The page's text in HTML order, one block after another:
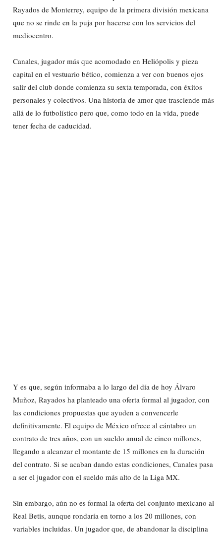
Rayados de Monterrey, equipo de la primera división mexicana
que no se rinde en la puja por hacerse con los servicios del
mediocentro.
Canales, jugador más que acomodado en Heliópolis y pieza
capital en el vestuario bético, comienza a ver con buenos ojos
salir del club donde comienza su sexta temporada, con éxitos
personales y colectivos. Una historia de amor que trasciende más
allá de lo futbolístico pero que, como todo en la vida, puede
tener fecha de caducidad.
Y es que, según informaba a lo largo del día de hoy Álvaro
Muñoz, Rayados ha planteado una oferta formal al jugador, con
las condiciones propuestas que ayuden a convencerle
definitivamente. El equipo de México ofrece al cántabro un
contrato de tres años, con un sueldo anual de cinco millones,
llegando a alcanzar el montante de 15 millones en la duración
del contrato. Si se acaban dando estas condiciones, Canales pasa
a ser el jugador con el sueldo más alto de la Liga MX.
Sin embargo, aún no es formal la oferta del conjunto mexicano al
Real Betis, aunque rondaría en torno a los 20 millones, con
variables incluidas. Un jugador que, de abandonar la disciplina